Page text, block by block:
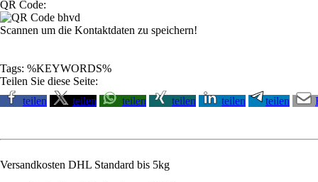
QR Code:
Scannen um die Kontaktdaten zu speichern!
Tags: %KEYWORDS%
Teilen Sie diese Seite:
teilen
teilen teilen teilen teilen teilen
Versandkosten DHL Standard bis 5kg